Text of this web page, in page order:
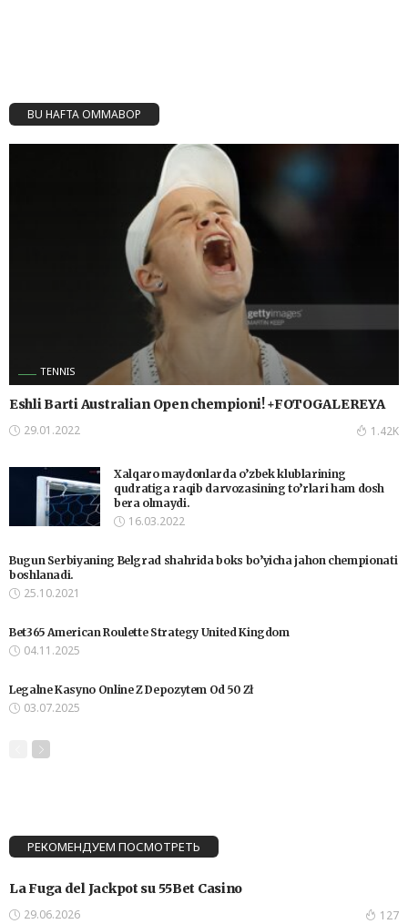
BU HAFTA OMMABOP
TENNIS
Eshli Barti Australian Open chempioni! +FOTOGALEREYA
29.01.2022 1.42K
Xalqaro maydonlarda o’zbek klublarining
qudratiga raqib darvozasining to’rlari ham dosh
bera olmaydi.
16.03.2022
Bugun Serbiyaning Belgrad shahrida boks bo’yicha jahon chempionati
boshlanadi.
25.10.2021
Bet365 American Roulette Strategy United Kingdom
04.11.2025
Legalne Kasyno Online Z Depozytem Od 50 Zł
03.07.2025
РЕКОМЕНДУЕМ ПОСМОТРЕТЬ
La Fuga del Jackpot su 55Bet Casino
29.06.2026 127